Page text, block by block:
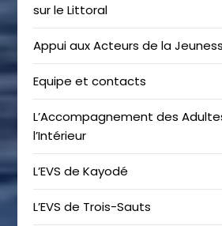
sur le Littoral
Appui aux Acteurs de la
Equipe et contacts
L’Accompagnement des
l’Intérieur
L’EVS de Kayodé
L’EVS de Trois-Sauts